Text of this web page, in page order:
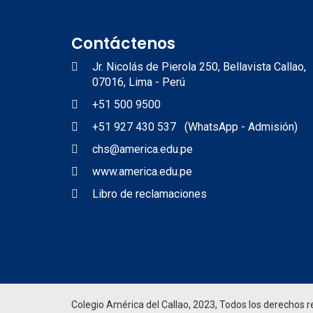
Contáctenos
Jr. Nicolás de Pierola 250, Bellavista Callao,
07016, Lima - Perú
+51 500 9500
+51 927 430 537 (WhatsApp - Admisión)
chs@america.edu.pe
www.america.edu.pe
Libro de reclamaciones
Colegio América del Callao, 2023, Todos los derechos